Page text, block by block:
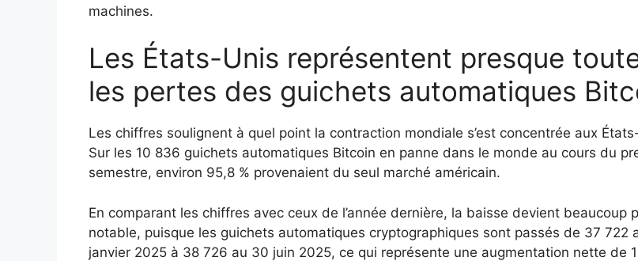
machines.
Les États-Unis représentent presque
les pertes des guichets automatiques
Les chiffres soulignent à quel point la contraction mondiale s’est concentrée aux
Sur les 10 836 guichets automatiques Bitcoin en panne dans le monde au cours du
semestre, environ 95,8 % provenaient du seul marché américain.
En comparant les chiffres avec ceux de l’année dernière, la baisse devient beaucoup
notable, puisque les guichets automatiques cryptographiques sont passés de 37 722
janvier 2025 à 38 726 au 30 juin 2025, ce qui représente une augmentation nette de